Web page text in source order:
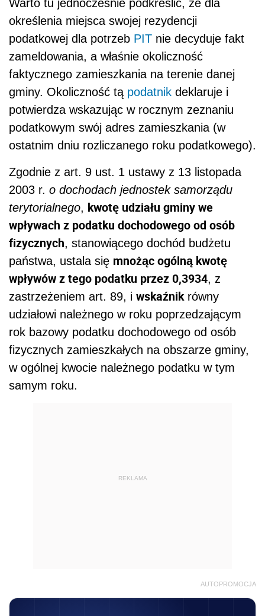
Warto tu jednocześnie podkreślić, że dla
określenia miejsca swojej rezydencji
podatkowej dla potrzeb PIT nie decyduje fakt
zameldowania, a właśnie okoliczność
faktycznego zamieszkania na terenie danej
gminy. Okoliczność tą podatnik deklaruje i
potwierdza wskazując w rocznym zeznaniu
podatkowym swój adres zamieszkania (w
ostatnim dniu rozliczanego roku podatkowego).
Zgodnie z art. 9 ust. 1 ustawy z 13 listopada
2003 r. o dochodach jednostek samorządu
terytorialnego, kwotę udziału gminy we
wpływach z podatku dochodowego od osób
fizycznych, stanowiącego dochód budżetu
państwa, ustala się mnożąc ogólną kwotę
wpływów z tego podatku przez 0,3934, z
zastrzeżeniem art. 89, i wskaźnik równy
udziałowi należnego w roku poprzedzającym
rok bazowy podatku dochodowego od osób
fizycznych zamieszkałych na obszarze gminy,
w ogólnej kwocie należnego podatku w tym
samym roku.
REKLAMA
AUTOPROMOCJA